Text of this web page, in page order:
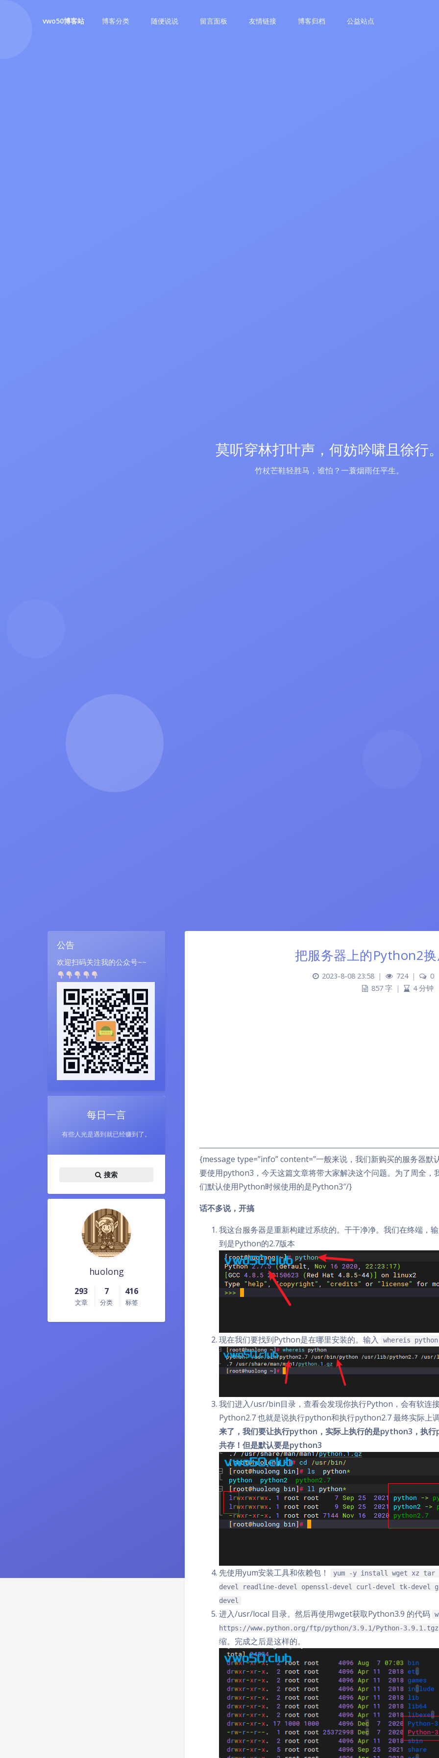
vwo50博客站 博客分类 随便说说 留言面板 友情链接 博客归档 公益站点
莫听穿林打叶声，何妨吟啸且徐行
竹杖芒鞋轻胜马，谁怕？一蓑烟雨任平生。
公告
欢迎扫码关注我的公众号~~
每日一言
有些人光是遇到就已经赚到了。
搜索
huolong
293
文章
7
分类
416
标签
把服务器上的Python2
2023-8-08 23:58 | 724 | 0
857 字 | 4 分钟
{message type=”info” content=”一般来说，我们新购买的服务器
要使用python3，今天这篇文章将带大家解决这个问题。为了周全
们默认使用Python时候使用的是Python3″/}
话不多说，开搞
我这台服务器是重新构建过系统的。干干净净。我们在终端，
到是Python的2.7版本
现在我们要找到Python是在哪里安装的。输入 whereis python
我们进入/usr/bin目录，查看会发现你执行Python，会有软连
Python2.7 也就是说执行python和执行python2.7 最终实际上
来了，我们要让执行python，实际上执行的是python3，执
共存！但是默认要是python3
先使用yum安装工具和依赖包！
yum -y install wget xz tar
devel readline-devel openssl-devel curl-devel tk-devel
devel
进入/usr/local 目录。然后再使用wget获取Python3.9 的代码
https://www.python.org/ftp/python/3.9.1/Python-
缩。完成之后是这样的。